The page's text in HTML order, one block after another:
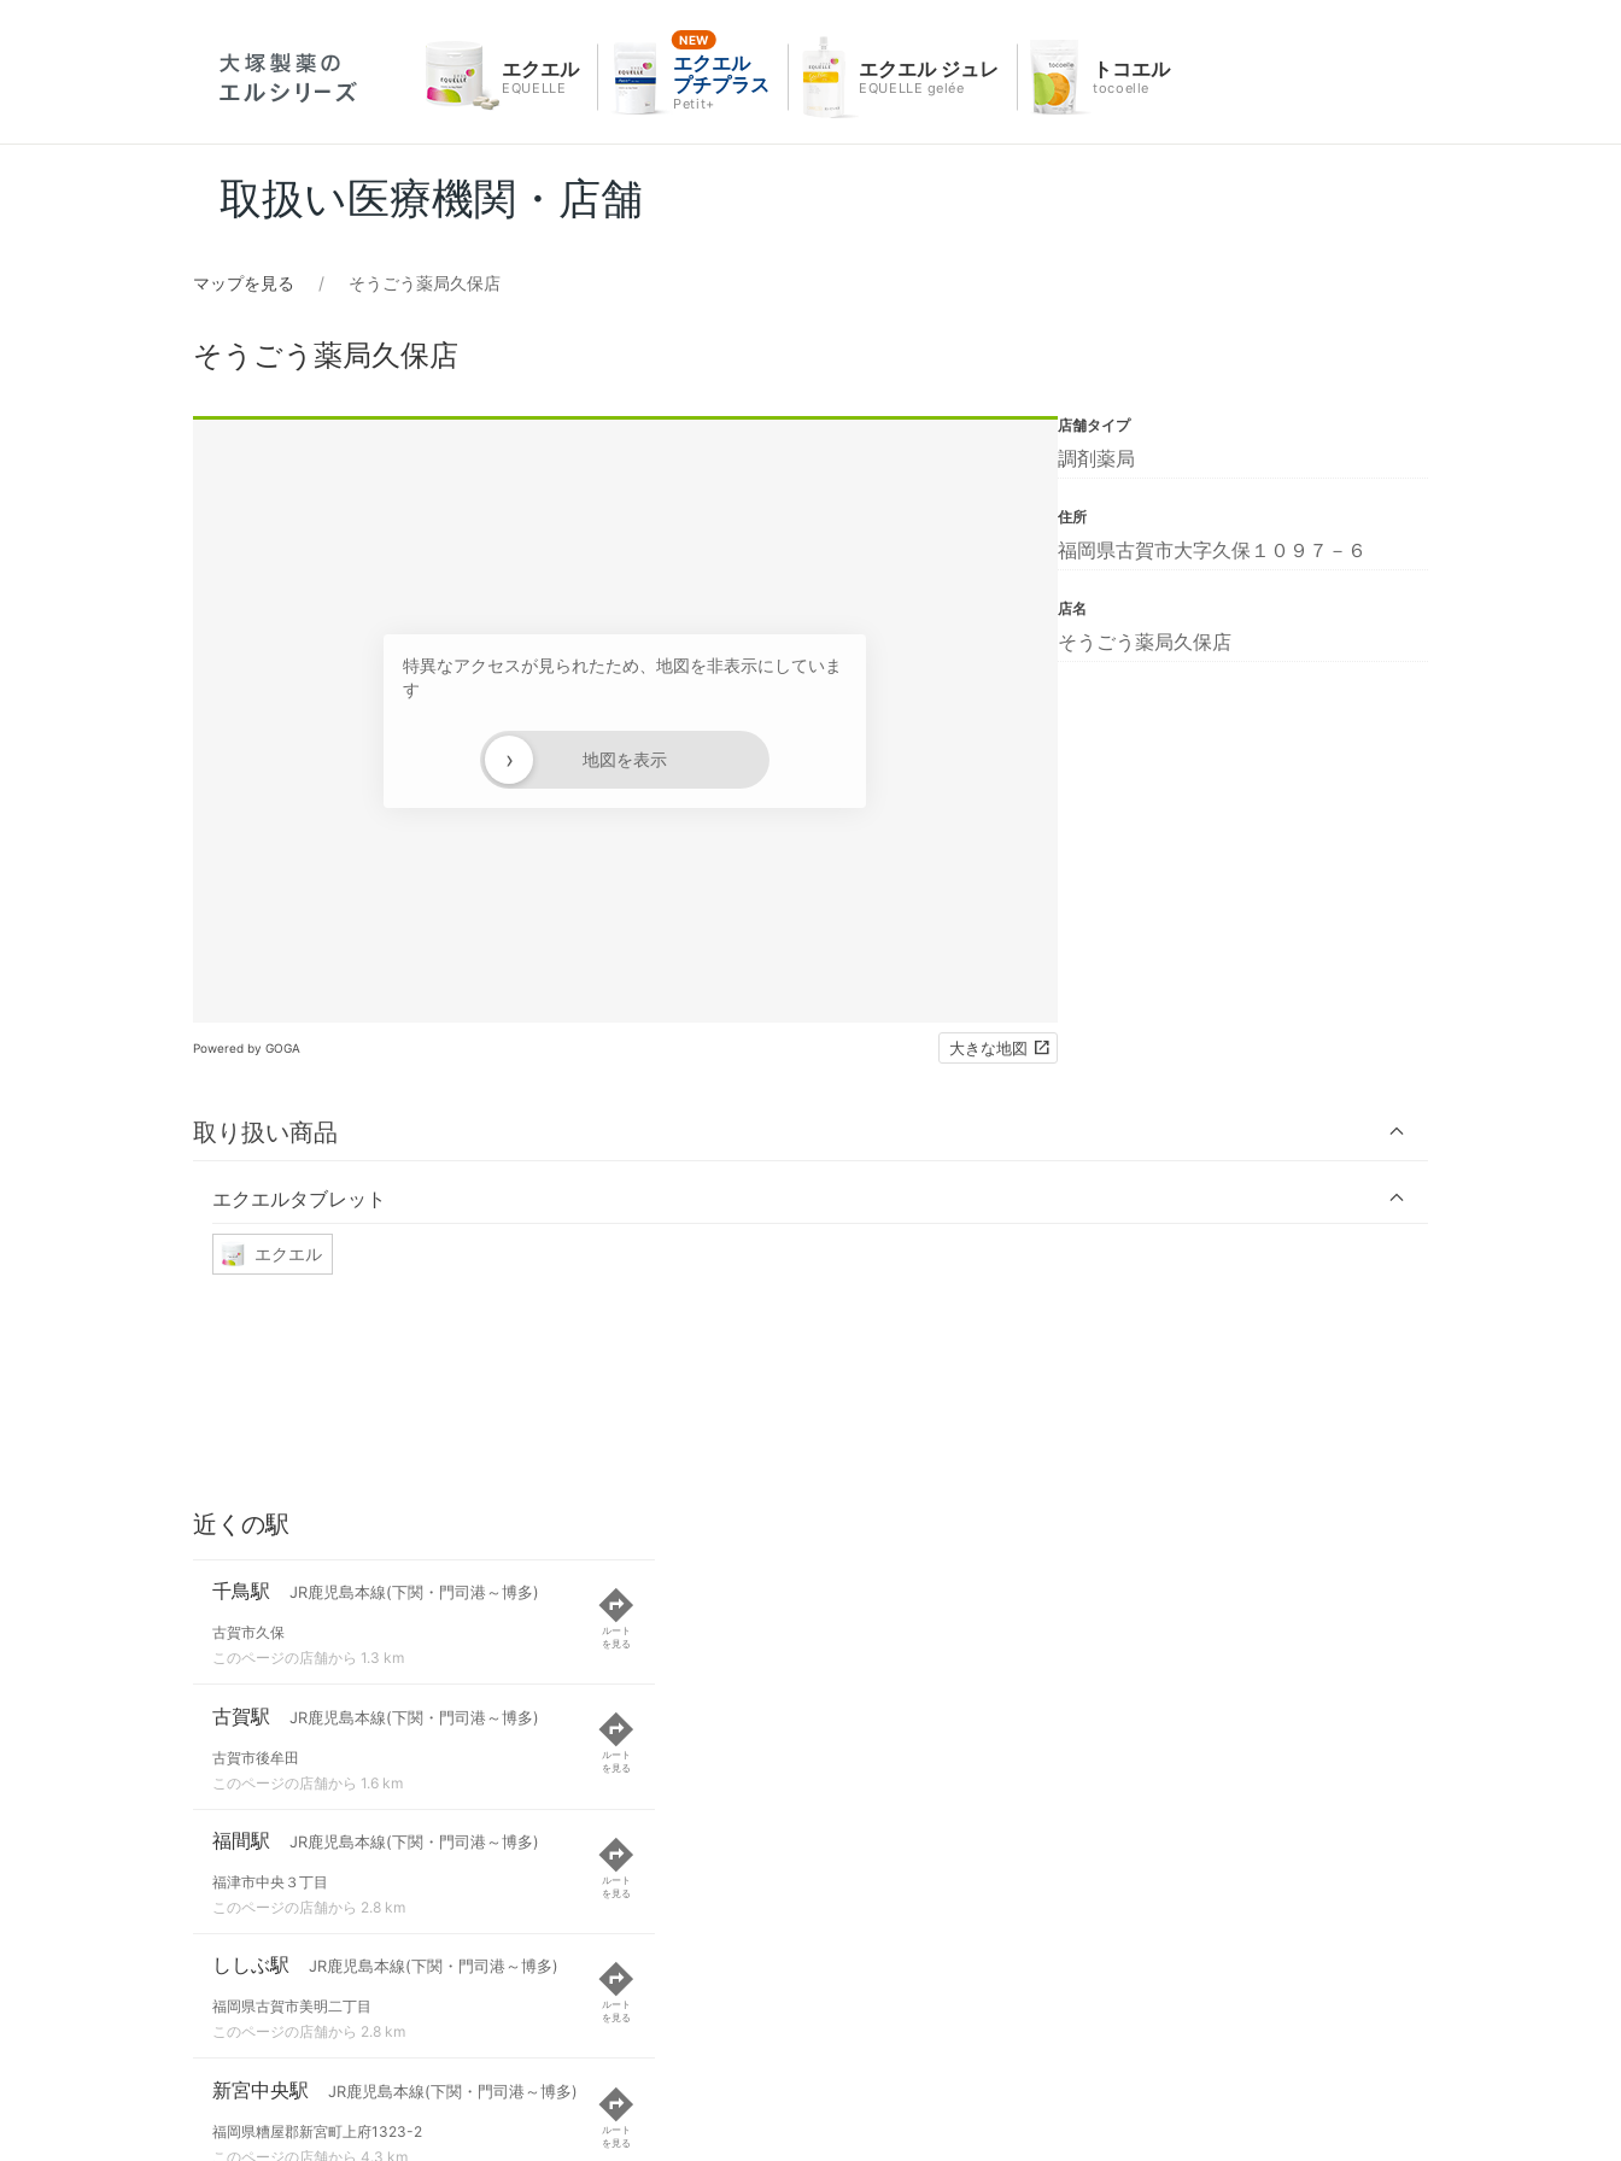
エクエル
EQUELLE
エクエル
プチプラス
Petit+
エクエル ジュレ
EQUELLE gelée
トコエル
tocoelle
取扱い医療機関・店舗
マップを見る そうごう薬局久保店
そうごう薬局久保店
特異なアクセスが見られたため、地図を非表示にしていま
す
地図を表示
›
Powered by GOGA 大きな地図
取り扱い商品
エクエルタブレット
エクエル
店舗タイプ
調剤薬局
住所
福岡県古賀市大字久保１０９７－６
店名
そうごう薬局久保店
近くの駅
千鳥駅 JR鹿児島本線(下関・門司港～博多)
古賀市久保
このページの店舗から 1.3 km
ルート
を見る
古賀駅 JR鹿児島本線(下関・門司港～博多)
古賀市後牟田
このページの店舗から 1.6 km
ルート
を見る
福間駅 JR鹿児島本線(下関・門司港～博多)
福津市中央３丁目
このページの店舗から 2.8 km
ルート
を見る
ししぶ駅 JR鹿児島本線(下関・門司港～博多)
福岡県古賀市美明二丁目
このページの店舗から 2.8 km
ルート
を見る
新宮中央駅 JR鹿児島本線(下関・門司港～博多)
福岡県糟屋郡新宮町上府1323-2
このページの店舗から 4.3 km
ルート
を見る